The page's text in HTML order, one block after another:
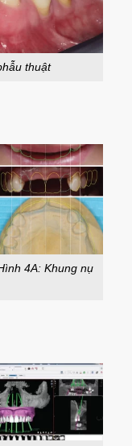
thuật
4A: Khung nụ